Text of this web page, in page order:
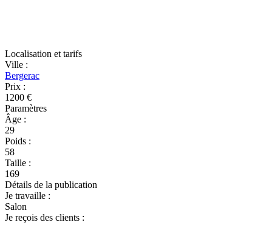
Localisation et tarifs
Ville :
Bergerac
Prix :
1200 €
Paramètres
Âge :
29
Poids :
58
Taille :
169
Détails de la publication
Je travaille :
Salon
Je reçois des clients :